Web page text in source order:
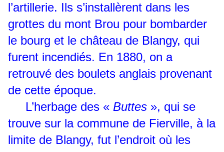
l’artillerie. Ils s’installèrent dans les
grottes du mont Brou pour bombarder
le bourg et le château de Blangy, qui
furent incendiés. En 1880, on a
retrouvé des boulets anglais provenant
de cette époque.
L’herbage des « Buttes », qui se
trouve sur la commune de Fierville, à la
limite de Blangy, fut l’endroit où les